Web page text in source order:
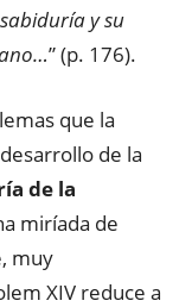
y su
” (p. 176).
que la
de la
de la
miríada de
muy
XIV reduce a